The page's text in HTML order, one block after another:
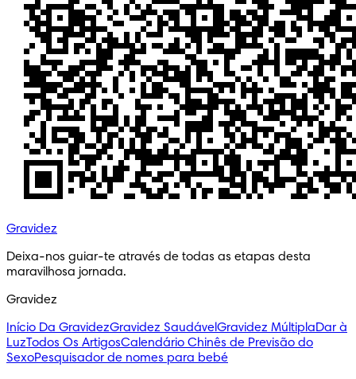
Gravidez
Deixa-nos guiar-te através de todas as etapas desta
maravilhosa jornada.
Gravidez
Início Da GravidezGravidez SaudávelGravidez MúltiplaDar à
LuzTodos Os ArtigosCalendário Chinês de Previsão do
SexoPesquisador de nomes para bebé